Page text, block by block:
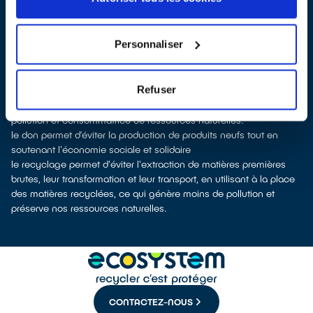
Personnaliser
Refuser
dépôt en magasinparfois même sans condition d’achat selon
les points de vente
, nous remettent ensuite les appareils collectés afin
que nous procédions à leur dépollution et leur recyclage.
Recycler c’est protéger la santé, l'environnement et les
La fabrication d’équipements électriques neufs est génératrice de
pollution et consommatrice de ressources naturelles.
le don permet d’éviter la production de produits neufs tout en
soutenant l'économie sociale et solidaire
le recyclage permet d'éviter l'extraction de matières premières
brutes, leur transformation et leur transport, en utilisant à la place
des matières recyclées, ce qui génère moins de pollution et
préserve nos ressources naturelles.
CONTACTEZ-NOUS